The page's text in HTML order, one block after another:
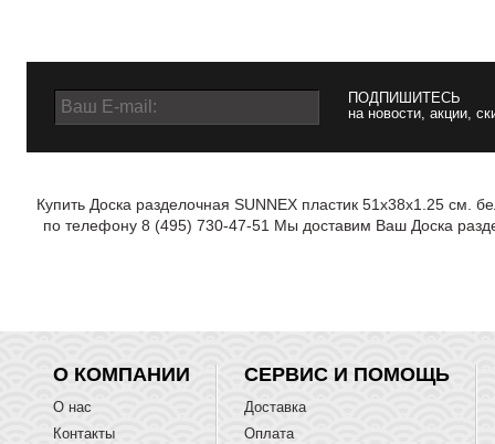
ПОДПИШИТЕСЬ
на новости, акции,
Купить Доска разделочная SUNNEX пластик 51х38х1.25 см.
по телефону 8 (495) 730-47-51 Мы доставим Ваш Доска
О КОМПАНИИ
О нас
Контакты
СЕРВИС И ПОМОЩЬ
Доставка
Оплата